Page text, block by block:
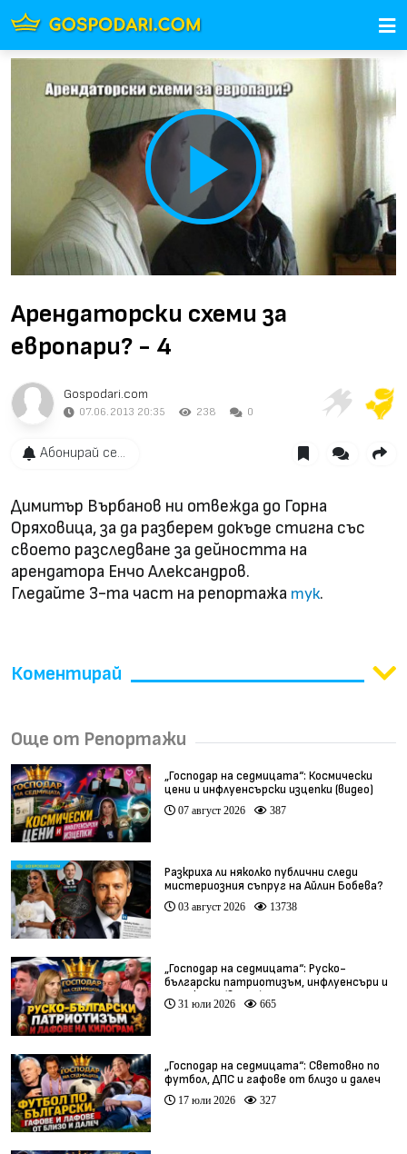
Play
Video
Арендаторски схеми за
европари? - 4
Gospodari.com
07.06.2013 20:35 238 0
Абонирай се...
Димитър Върбанов ни отвежда до Горна
Оряховица, за да разберем докъде стигна със
своето разследване за дейността на
арендатора Енчо Александров.
Гледайте 3-та част на репортажа тук.
Коментирай
Още от Репортажи
„Господар на седмицата“: Космически
цени и инфлуенсърски изцепки (видео)
07 август 2026 387
Разкриха ли няколко публични следи
мистериозния съпруг на Айлин Бобева?
03 август 2026 13738
„Господар на седмицата“: Руско-
български патриотизъм, инфлуенсъри и
тарикати (видео)
31 юли 2026 665
„Господар на седмицата“: Световно по
футбол, ДПС и гафове от близо и далеч
17 юли 2026 327